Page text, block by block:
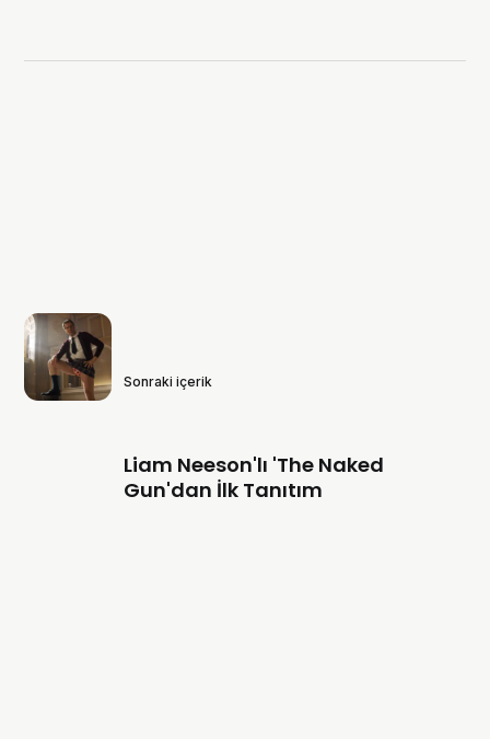
Sonraki içerik
Liam Neeson'lı 'The Naked
Gun'dan İlk Tanıtım